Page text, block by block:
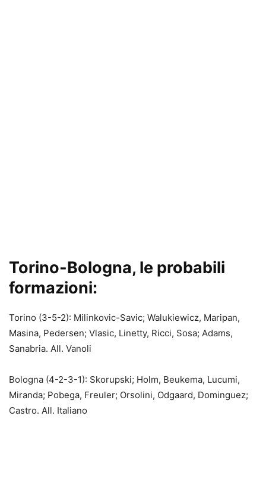
Torino-Bologna, le probabili
formazioni:
Torino (3-5-2): Milinkovic-Savic; Walukiewicz, Maripan,
Masina, Pedersen; Vlasic, Linetty, Ricci, Sosa; Adams,
Sanabria. All. Vanoli
Bologna (4-2-3-1): Skorupski; Holm, Beukema, Lucumi,
Miranda; Pobega, Freuler; Orsolini, Odgaard, Dominguez;
Castro. All. Italiano